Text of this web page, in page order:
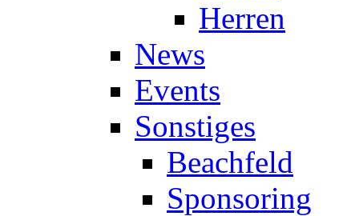
Herren
News
Events
Sonstiges
Beachfeld
Sponsoring